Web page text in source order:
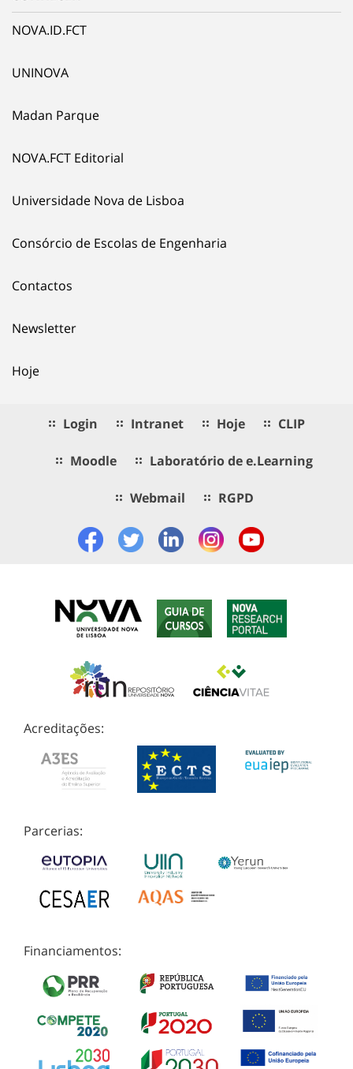
NOVA.ID.FCT
UNINOVA
Madan Parque
NOVA.FCT Editorial
Universidade Nova de Lisboa
Consórcio de Escolas de Engenharia
Contactos
Newsletter
Hoje
Login Intranet Hoje CLIP
Moodle Laboratório de e.Learning
Webmail RGPD
Acreditações:
Parcerias:
Financiamentos: